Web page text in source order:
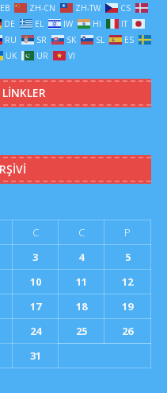
ZH-CN ZH-TW
CS
DE EL IW HI
IT
RU SR SK SL
ES
UK UR VI
C C
P
3 4
5
10 11
12
17 18
19
24 25
26
31